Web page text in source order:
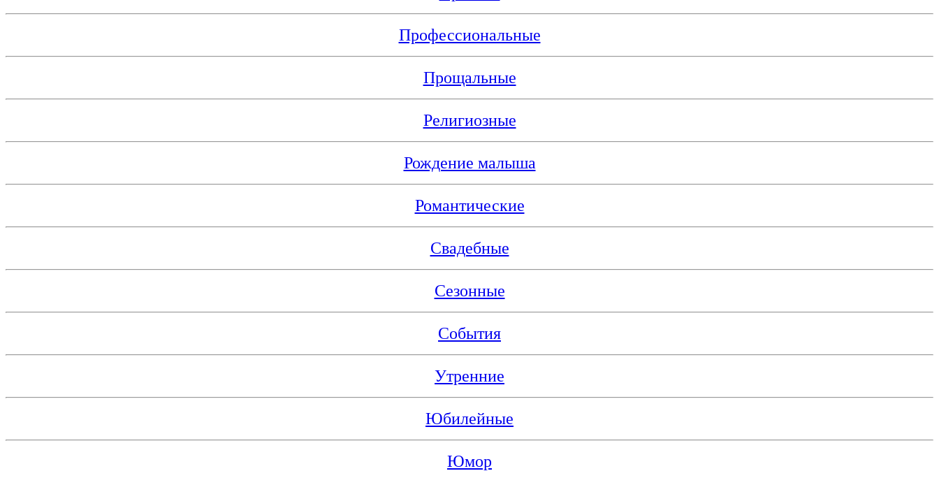
Профессиональные
Прощальные
Религиозные
Рождение малыша
Романтические
Свадебные
Сезонные
События
Утренние
Юбилейные
Юмор